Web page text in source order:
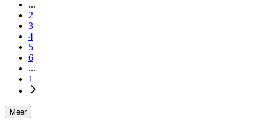
...
2
3
4
5
6
...
1
Meer